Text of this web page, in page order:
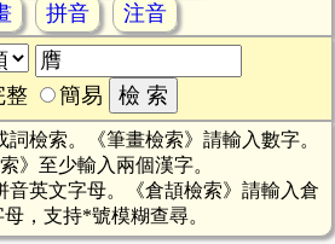
拼音
注音
整
簡易
詞檢索。《筆畫檢索》請輸入數字。
索》至少輸入兩個漢字。
音英文字母。《倉頡檢索》請輸入倉
，支持*號模糊查尋。